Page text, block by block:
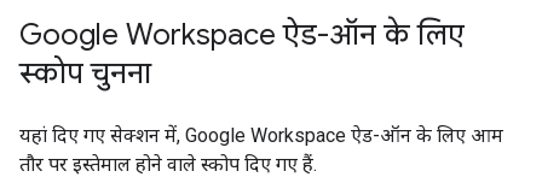
Google Workspace ऐड-ऑन के लिए
स्कोप चुनना
यहां दिए गए सेक्शन में, Google Workspace ऐड-ऑन के लिए आम
तौर पर इस्तेमाल होने वाले स्कोप दिए गए हैं.